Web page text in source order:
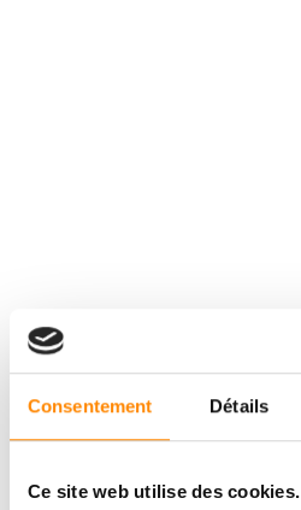
Consentement Détails
Ce site web utilise des cookies.